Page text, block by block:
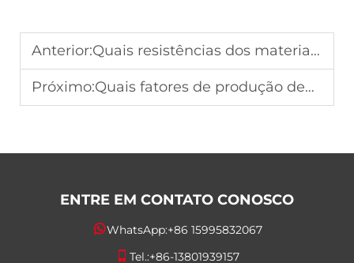
Anterior:Quais resistências dos materiais são importantes em caixas para embalagem de carnes congeladas?
Próximo:Quais fatores de produção definem as bandejas de envolvimento rotativo para uso em massa?
ENTRE EM CONTATO CONOSCO
WhatsApp:+86 15995832067
Tel.:+86-13801939157